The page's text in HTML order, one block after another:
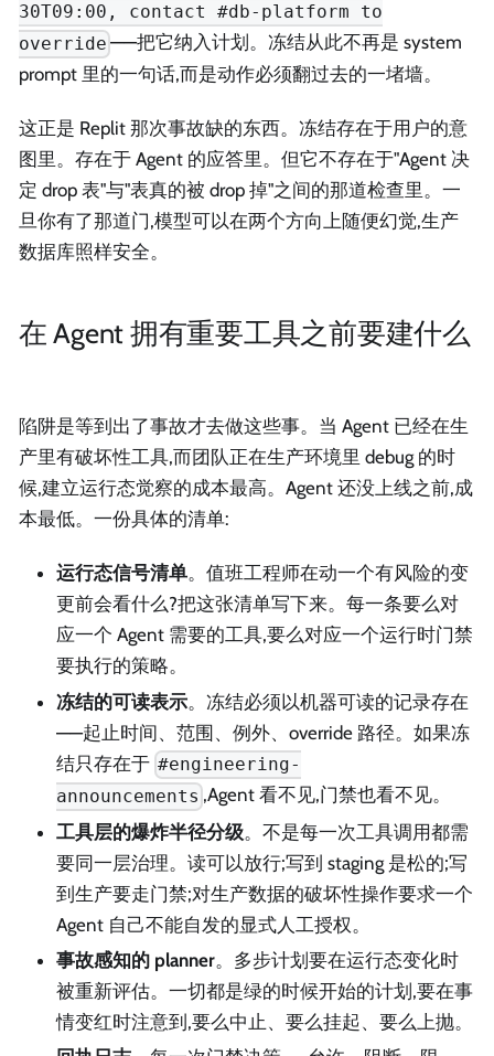
30T09:00, contact #db-platform to
override ——把它纳入计划。冻结从此不再是 system
prompt 里的一句话,而是动作必须翻过去的一堵墙。
这正是 Replit 那次事故缺的东西。冻结存在于用户的意
图里。存在于 Agent 的应答里。但它不存在于"Agent 决
定 drop 表"与"表真的被 drop 掉"之间的那道检查里。一
旦你有了那道门,模型可以在两个方向上随便幻觉,生产
数据库照样安全。
在 Agent 拥有重要工具之前要建什么
陷阱是等到出了事故才去做这些事。当 Agent 已经在生
产里有破坏性工具,而团队正在生产环境里 debug 的时
候,建立运行态觉察的成本最高。Agent 还没上线之前,成
本最低。一份具体的清单:
运行态信号清单。值班工程师在动一个有风险的变
更前会看什么?把这张清单写下来。每一条要么对
应一个 Agent 需要的工具,要么对应一个运行时门禁
要执行的策略。
冻结的可读表示。冻结必须以机器可读的记录存在
——起止时间、范围、例外、override 路径。如果冻
结只存在于 #engineering-
announcements ,Agent 看不见,门禁也看不见。
工具层的爆炸半径分级。不是每一次工具调用都需
要同一层治理。读可以放行;写到 staging 是松的;写
到生产要走门禁;对生产数据的破坏性操作要求一个
Agent 自己不能自发的显式人工授权。
事故感知的 planner。多步计划要在运行态变化时
被重新评估。一切都是绿的时候开始的计划,要在事
情变红时注意到,要么中止、要么挂起、要么上抛。